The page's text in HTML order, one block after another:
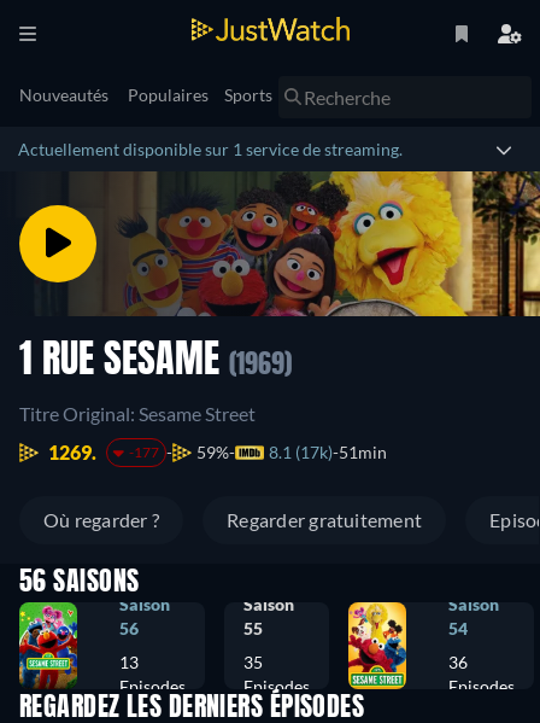
Nouveautés Populaires Sports
Actuellement disponible sur 1 service de streaming.
1 RUE SESAME (1969)
Titre Original: Sesame Street
1269.
-177 59% 8.1 (17k) 51min
Où regarder ? Regarder gratuitement
56 SAISONS
Saison
56
13
Episodes
Saison
55
35
Episodes
Saison
54
36
Episodes
REGARDEZ LES DERNIERS ÉPISODES